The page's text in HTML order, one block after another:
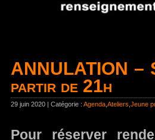
ANNULATION –
partir de 21h
29 juin 2020 | Catégorie : Agenda Ateliers Jeune
Pour réserver